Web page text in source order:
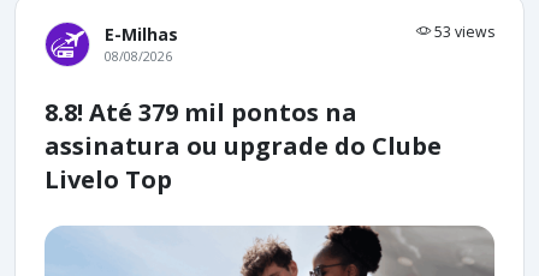
E-Milhas 53 views
08/08/2026
8.8! Até 379 mil pontos na
assinatura ou upgrade do Clube
Livelo Top